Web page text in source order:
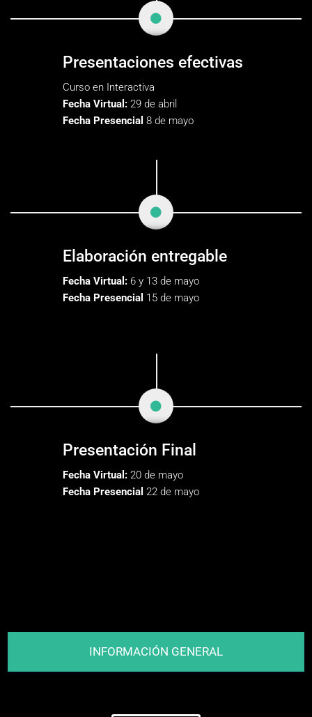
INFORMACIÓN GENERAL
Presentaciones efectivas
Curso en Interactiva
Fecha Virtual: 29 de abril
Fecha Presencial 8 de mayo
Elaboración entregable
Fecha Virtual: 6 y 13 de mayo
Fecha Presencial 15 de mayo
Presentación Final
Fecha Virtual: 20 de mayo
Fecha Presencial 22 de mayo